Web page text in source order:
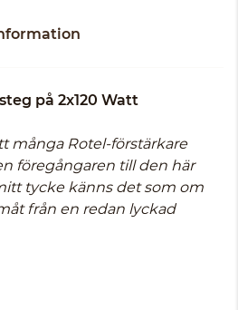
på 2x120 Watt
många Rotel-förstärkare
föregångaren till den här
tycke känns det som om
från en redan lyckad